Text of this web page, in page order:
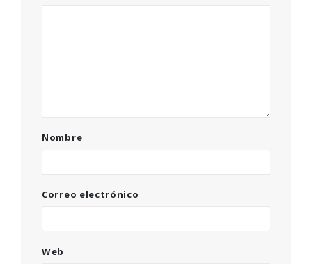
Nombre
Correo electrónico
Web